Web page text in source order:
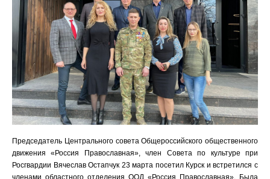
Председатель Центрального совета Общероссийского общественного
движения «Россия Православная», член Совета по культуре при
Росгвардии Вячеслав Остапчук 23 марта посетил Курск и встретился с
членами областного отделения ООД «Россия Православная». Была